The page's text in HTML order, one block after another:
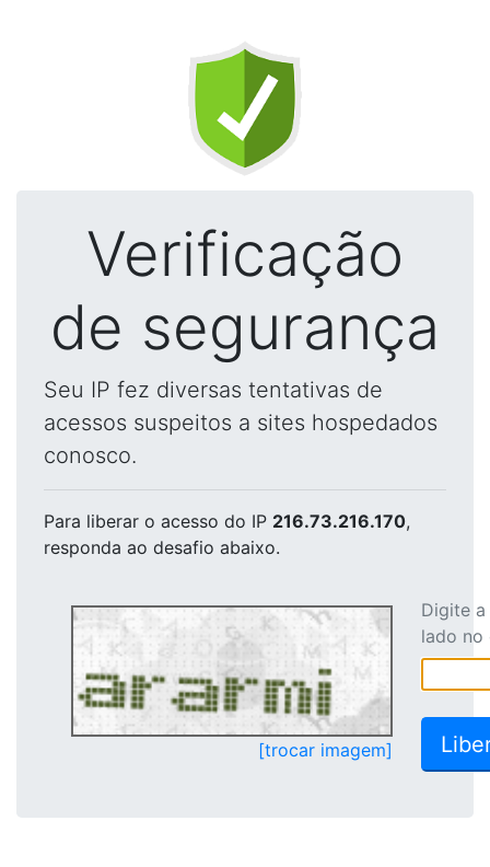
Verificação
de segurança
Seu IP fez diversas tentativas de
acessos suspeitos a sites hospedados
conosco.
Para liberar o acesso do IP 216.73.216.170,
responda ao desafio abaixo.
[trocar imagem]
Digite
lado no